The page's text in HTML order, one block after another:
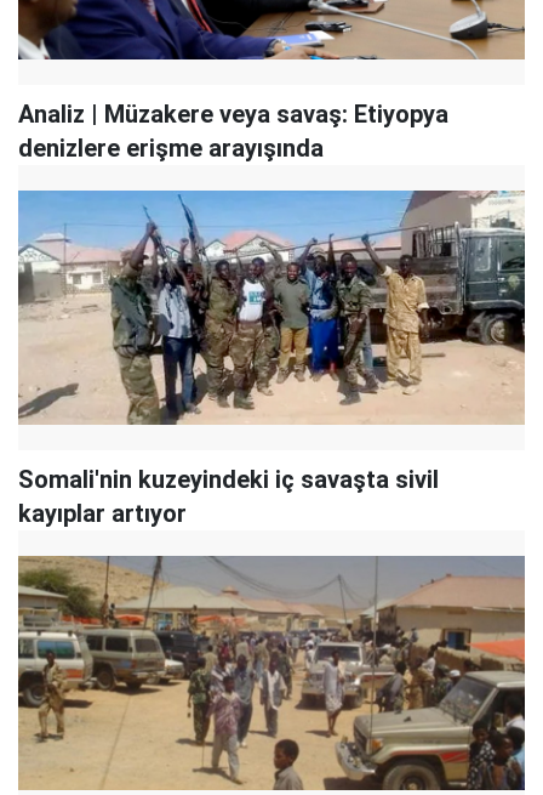
Analiz | Müzakere veya savaş: Etiyopya
denizlere erişme arayışında
Somali'nin kuzeyindeki iç savaşta sivil
kayıplar artıyor